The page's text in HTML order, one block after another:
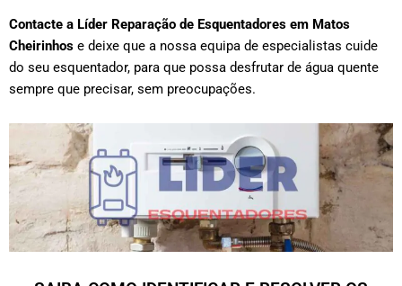
Contacte a Líder Reparação de Esquentadores em Matos
Cheirinhos e deixe que a nossa equipa de especialistas cuide
do seu esquentador, para que possa desfrutar de água quente
sempre que precisar, sem preocupações.